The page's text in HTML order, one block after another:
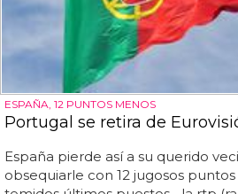
ESPAÑA, 12 PUNTOS MENOS
Portugal se retira de
España pierde así a su querido
obsequiarle con 12 jugosos